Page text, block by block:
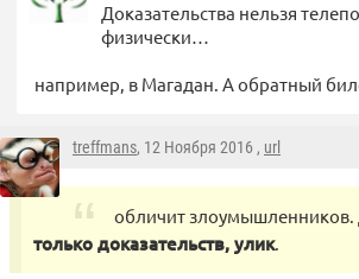
Доказательства нельзя
физически…
например, в Магадан. А обратный
treffmans, 12 Ноября 2016 , url
обличит злоумышленников.
только доказательств, улик.